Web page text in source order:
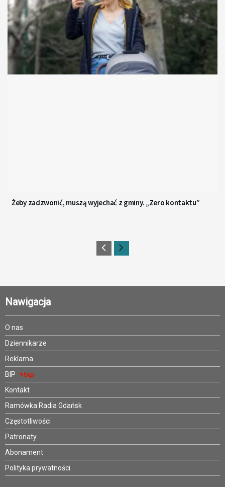
Żeby zadzwonić, muszą wyjechać z gminy. „Zero kontaktu”
Nawigacja
O nas
Dziennikarze
Reklama
BIP
Kontakt
Ramówka Radia Gdańsk
Częstotliwości
Patronaty
Abonament
Polityka prywatności